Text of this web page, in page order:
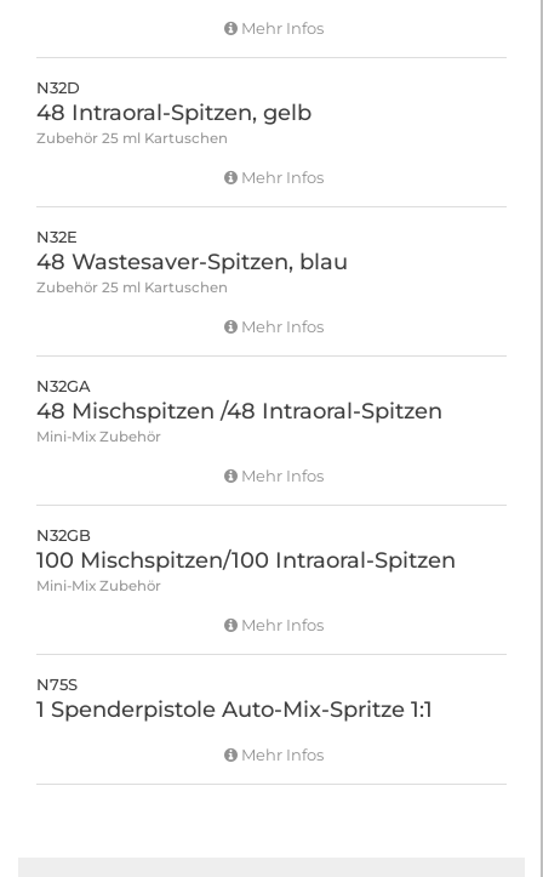
Mehr Infos
N32D
48 Intraoral-Spitzen, gelb
Zubehör 25 ml Kartuschen
Mehr Infos
N32E
48 Wastesaver-Spitzen, blau
Zubehör 25 ml Kartuschen
Mehr Infos
N32GA
48 Mischspitzen /48 Intraoral-Spitzen
Mini-Mix Zubehör
Mehr Infos
N32GB
100 Mischspitzen/100 Intraoral-Spitzen
Mini-Mix Zubehör
Mehr Infos
N75S
1 Spenderpistole Auto-Mix-Spritze 1:1
Mehr Infos